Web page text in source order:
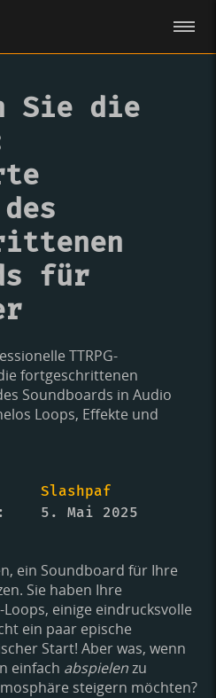
Sie die
für
TTRPG-
fortgeschrittenen
Soundboards in Audio
Loops, Effekte und
Slashpaf
5. Mai 2025
ein Soundboard für Ihre
Sie haben Ihre
einige eindrucksvolle
ein paar epische
Start! Aber was, wenn
einfach abspielenzu
steigern möchten?